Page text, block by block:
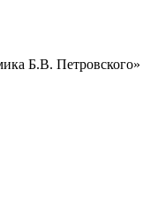
Б.В. Петровского»